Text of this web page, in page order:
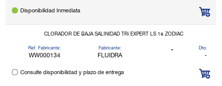
Disponibilidad Inmediata
CLORADOR DE BAJA SALINIDAD TRi EXPERT LS 18 ZODIAC
Ref. Fabricante:
WW000134
Fabricante:
FLUIDRA
- Dto:
-
Consulte disponibilidad y plazo de entrega